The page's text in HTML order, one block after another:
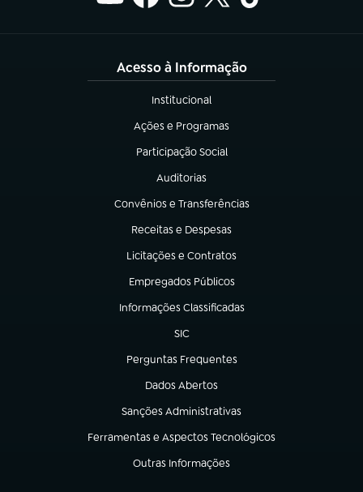
Acesso à Informação
Institucional
(abre em nova aba)
Ações e Programas
(abre em nova aba)
Participação Social
(abre em nova aba)
Auditorias
(abre em nova aba)
Convênios e Transferências
(abre em nova aba)
Receitas e Despesas
(abre em nova aba)
Licitações e Contratos
(abre em nova aba)
Empregados Públicos
(abre em nova aba)
Informações Classificadas
(abre em nova aba)
SIC
(abre em nova aba)
Perguntas Frequentes
(abre em nova aba)
Dados Abertos
(abre em nova aba)
Sanções Administrativas
(abre em nova aba)
Ferramentas e Aspectos Tecnológicos
(abre em nova aba)
Outras Informações
(abre em nova aba)